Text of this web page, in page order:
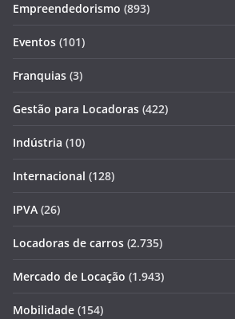
Empreendedorismo (893)
Eventos (101)
Franquias (3)
Gestão para Locadoras (422)
Indústria (10)
Internacional (128)
IPVA (26)
Locadoras de carros (2.735)
Mercado de Locação (1.943)
Mobilidade (154)